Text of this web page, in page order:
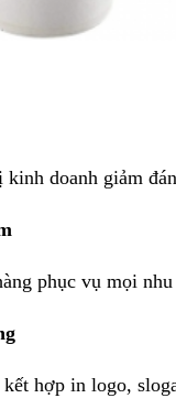
doanh giảm
phục vụ mọi nhu
hợp in logo,